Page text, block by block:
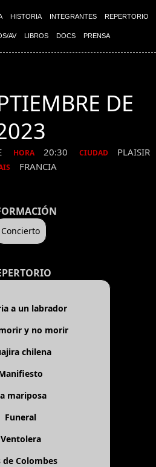
HISTORIA INTEGRANTES REPERTORIO
AV LIBROS DOCS PRENSA
DE
HORA 20:30 CIUDAD PLAISIR
FRANCIA
Concierto
a un labrador
y no morir
chilena
mariposa
Funeral
Ventolera
de Colombes